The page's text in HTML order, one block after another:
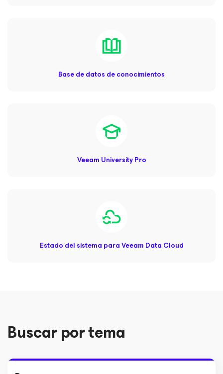
Base de datos de conocimientos
Veeam University Pro
Estado del sistema para Veeam Data Cloud
Buscar por tema